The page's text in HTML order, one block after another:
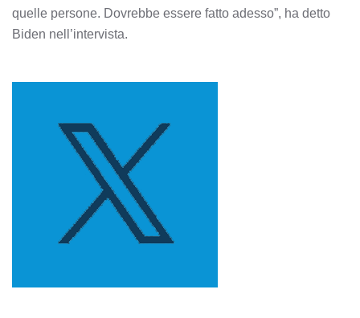
quelle persone. Dovrebbe essere fatto adesso”, ha detto
Biden nell’intervista.